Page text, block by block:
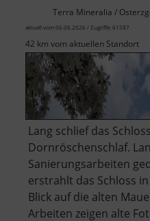
Terra Mineralia /
aktuell vom 06.06.2026 / Zugriffe: 61587
42 km vom aktuellen Standort
Lang schlief das
Dornröschenschlaf.
Sanierungsarbeiten
erstrahlt das Schloss
Blick auf die alten
Arbeiten zeigen alte